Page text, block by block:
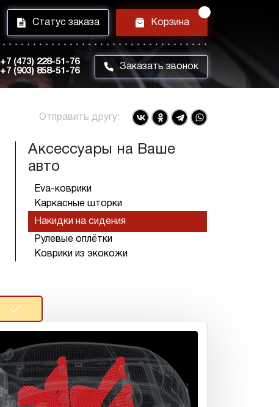
i Статус заказа h Корзина
+7 (473) 228-51-76
+7 (903) 858-51-76
m Заказать звонок
Отправить другу:
Аксессуары на Ваше
авто
Eva-коврики
Каркасные шторки
Накидки на сидения
Рулевые оплётки
Коврики из экокожи